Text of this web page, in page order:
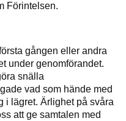
Förintelsen.
gången eller andra
under genomförandet.
snälla
vad som hände med
i lägret. Ärlighet på svåra
att ge samtalen med